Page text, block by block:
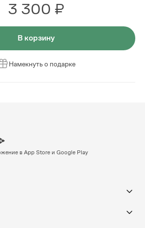
3 300 ₽
В корзину
Намекнуть о подарке
в App Store и Google Play